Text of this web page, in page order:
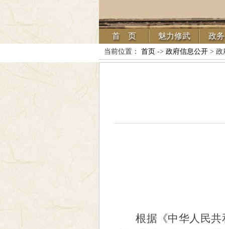
首 页 魅力修武 政
当前位置： 首页 -> 政府信息公开> 政
根据《中华人民